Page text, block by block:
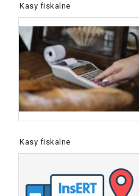
Kasy fiskalne
Kasy fiskalne